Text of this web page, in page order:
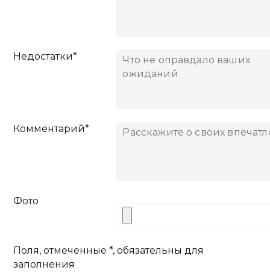
Недостатки*
Комментарий*
Фото
Поля, отмеченные *, обязательны для
заполнения